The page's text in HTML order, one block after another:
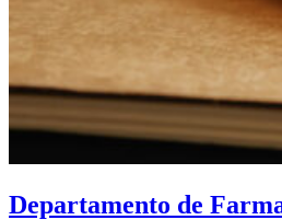
Departamento de